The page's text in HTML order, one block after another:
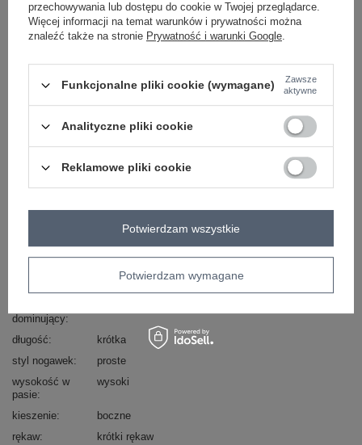
ZALOGUJ SIĘ I ZOBACZ CENĘ
sposób prania : pranie w pralce w 30°C
Kod produktu
EM-KMPL-745.37P
Marka
EX MODA
typ produktu
bluzka+szorty
casual
okazja
codzienne
gładki
dominujący
długość
krótka
styl nogawek
proste
wysokość w
pasie
wysoki
kieszenie
boczne
rękaw
krótki rękaw
przechowywania lub dostępu do cookie w Twojej przeglądarce.
Więcej informacji na temat warunków i prywatności można
znaleźć także na stronie Prywatność i warunki Google.
Funkcjonalne pliki cookie (wymagane)
Zawsze
aktywne
Analityczne pliki cookie
Reklamowe pliki cookie
Potwierdzam wymagane
Potwierdzam wszystkie